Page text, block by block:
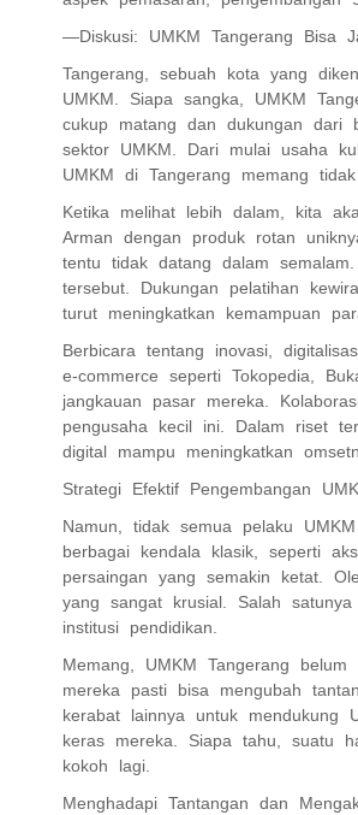
—Diskusi: UMKM Tangerang Bisa
Tangerang, sebuah kota yang
UMKM. Siapa sangka, UMKM
cukup matang dan dukungan dari
sektor UMKM. Dari mulai usaha
UMKM di Tangerang memang
Ketika melihat lebih dalam, kita
Arman dengan produk rotan
tentu tidak datang dalam
tersebut. Dukungan pelatihan
turut meningkatkan kemampuan
Berbicara tentang inovasi,
e-commerce seperti Tokopedia,
jangkauan pasar mereka.
pengusaha kecil ini. Dalam riset
digital mampu meningkatkan
Strategi Efektif Pengembangan
Namun, tidak semua pelaku
berbagai kendala klasik, seperti
persaingan yang semakin ketat.
yang sangat krusial. Salah
institusi pendidikan.
Memang, UMKM Tangerang
mereka pasti bisa mengubah
kerabat lainnya untuk mendukung
keras mereka. Siapa tahu, suatu
kokoh lagi.
Menghadapi Tantangan dan